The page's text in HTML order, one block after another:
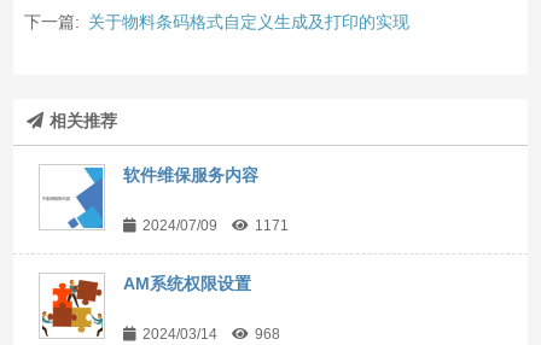
下一篇: 关于物料条码格式自定义生成及打印的实现
相关推荐
软件维保服务内容
2024/07/09 1171
AM系统权限设置
2024/03/14 968